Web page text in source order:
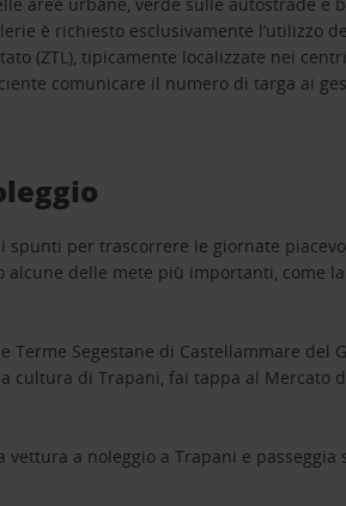
è richiesto esclusivamente l’utilizzo
(ZTL), tipicamente localizzate nei
comunicare il numero di targa ai
per trascorrere le giornate
delle mete più importanti, come
Segestane di Castellammare
cultura di Trapani, fai tappa al Mercato
a noleggio a Trapani e